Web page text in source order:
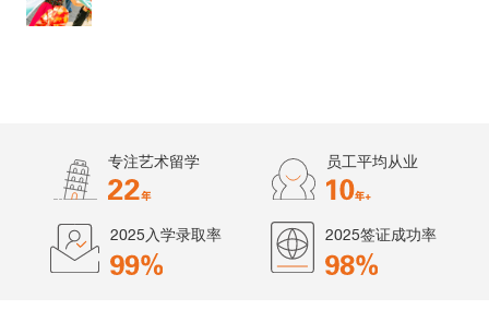
专注艺术留学 员工平均从业
2025入学录取率 2025签证成功率